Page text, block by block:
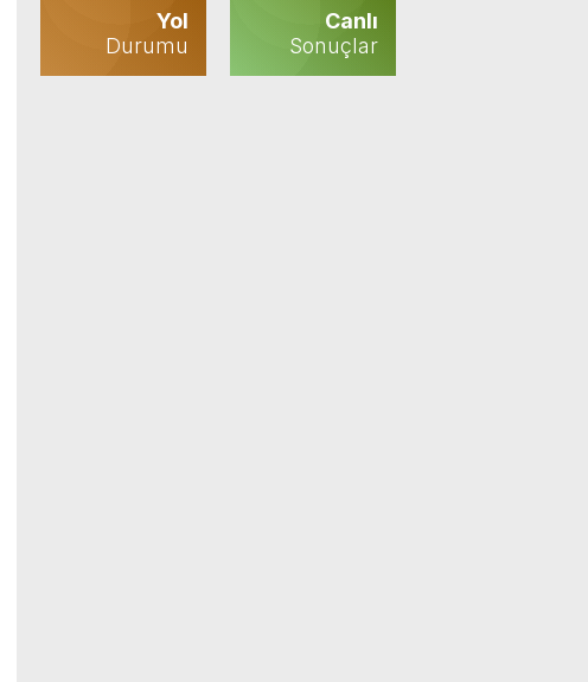
Yol
Durumu
Canlı
Sonuçlar